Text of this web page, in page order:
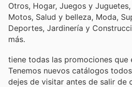
Otros, Hogar, Juegos y
Motos, Salud y belleza, Moda,
Deportes, Jardinería y
más.
tiene todas las promociones que
Tenemos nuevos catálogos
dejes de visitar antes de salir de